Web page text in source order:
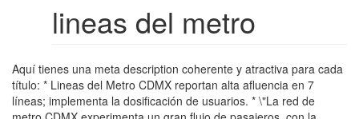
lineas del metro
Aquí tienes una meta description coherente y atractiva para cada
título: * Lineas del Metro CDMX reportan alta afluencia en 7
líneas; implementa la dosificación de usuarios. * \"La red de